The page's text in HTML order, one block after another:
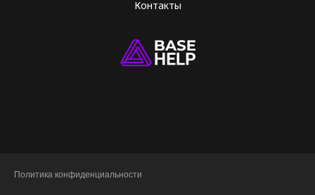
Контакты
Политика конфиденциальности